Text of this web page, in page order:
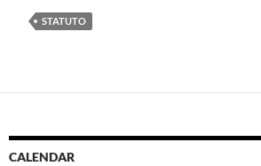
STATUTO
CALENDAR